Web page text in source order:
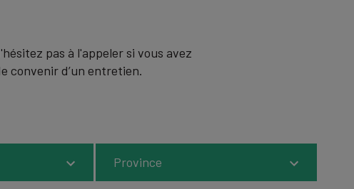
pas à l'appeler si vous avez
convenir d’un entretien.